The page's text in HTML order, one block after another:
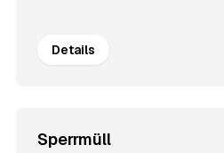
Details
Sperrmüll